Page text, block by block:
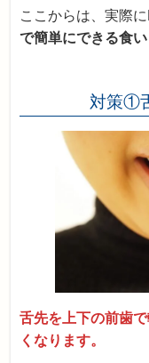
ここからは、実際
で簡単にできる食
対策①
舌先を上下の前歯
くなります。